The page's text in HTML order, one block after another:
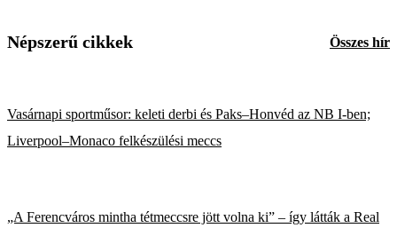
Népszerű cikkek Összes hír
Vasárnapi sportműsor: keleti derbi és Paks–Honvéd az NB I-ben;
Liverpool–Monaco felkészülési meccs
„A Ferencváros mintha tétmeccsre jött volna ki” – így látták a Real